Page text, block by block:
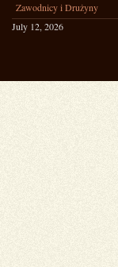
Zawodnicy i Drużyny
July 12, 2026